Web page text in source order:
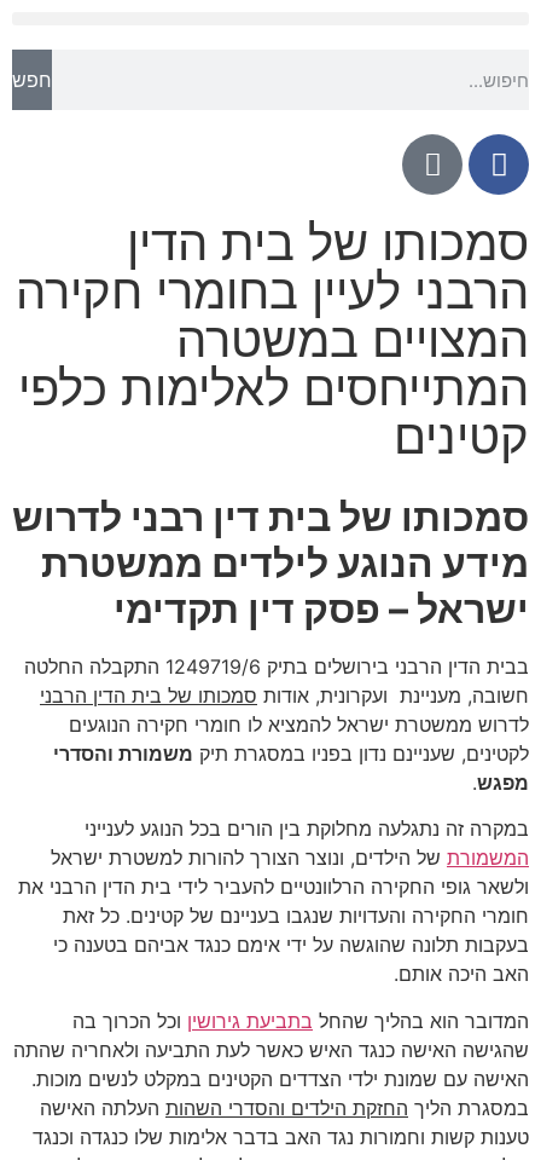
חפש
סמכותו של בית הדין
הרבני לעיין בחומרי חקירה
המצויים במשטרה
המתייחסים לאלימות כלפי
קטינים
סמכותו של בית דין רבני לדרוש
מידע הנוגע לילדים ממשטרת
ישראל – פסק דין תקדימי
בבית הדין הרבני בירושלים בתיק 1249719/6 התקבלה החלטה
חשובה, מעניינת ועקרונית, אודות סמכותו של בית הדין הרבני
לדרוש ממשטרת ישראל להמציא לו חומרי חקירה הנוגעים
לקטינים, שעניינם נדון בפניו במסגרת תיק משמורת והסדרי
מפגש.
במקרה זה נתגלעה מחלוקת בין הורים בכל הנוגע לענייני
המשמורת של הילדים, ונוצר הצורך להורות למשטרת ישראל
ולשאר גופי החקירה הרלוונטיים להעביר לידי בית הדין הרבני את
חומרי החקירה והעדויות שנגבו בעניינם של קטינים. כל זאת
בעקבות תלונה שהוגשה על ידי אימם כנגד אביהם בטענה כי
האב היכה אותם.
המדובר הוא בהליך שהחל בתביעת גירושין וכל הכרוך בה
שהגישה האישה כנגד האיש כאשר לעת התביעה ולאחריה שהתה
האישה עם שמונת ילדי הצדדים הקטינים במקלט לנשים מוכות.
במסגרת הליך החזקת הילדים והסדרי השהות העלתה האישה
טענות קשות וחמורות נגד האב בדבר אלימות שלו כנגדה וכנגד